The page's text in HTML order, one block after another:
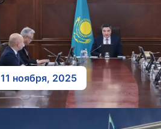
11 ноября, 2025